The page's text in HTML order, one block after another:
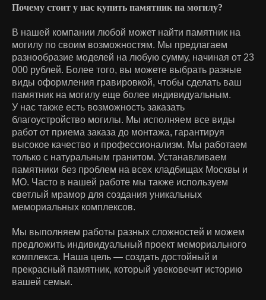
Почему стоит у нас купить памятник на могилу?
В нашей компании любой может найти памятник на
могилу по своим возможностям. Мы предлагаем
разнообразие моделей на любую сумму, начиная от 23
000 рублей. Более того, вы можете выбрать разные
виды оформления гравировкой, чтобы сделать ваш
памятник на могилу еще более индивидуальным.
У нас также есть возможность заказать
благоустройство могилы. Мы исполняем все виды
работ от приема заказа до монтажа, гарантируя
высокое качество и профессионализм. Мы работаем
только с натуральным гранитом. Устанавливаем
памятники без проблем на всех кладбищах Москвы и
МО. Часто в нашей работе мы также используем
светлый мрамор для создания уникальных
мемориальных комплексов.
Мы выполняем работы разных сложностей и можем
предложить индивидуальный проект мемориального
комплекса. Наша цель — создать достойный и
прекрасный памятник, который увековечит историю
вашей семьи.